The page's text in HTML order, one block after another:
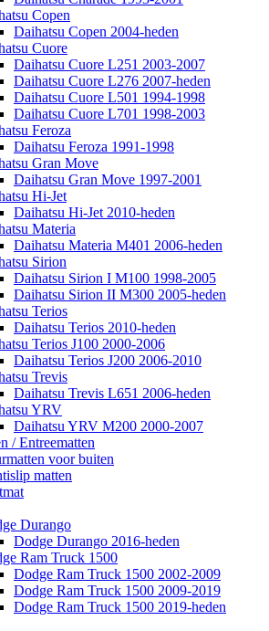
Copen
Daihatsu Copen 2004-heden
Cuore
Daihatsu Cuore L251 2003-2007
Daihatsu Cuore L276 2007-heden
Daihatsu Cuore L501 1994-1998
Daihatsu Cuore L701 1998-2003
Feroza
Daihatsu Feroza 1991-1998
Gran Move
Daihatsu Gran Move 1997-2001
Hi-Jet
Daihatsu Hi-Jet 2010-heden
Materia
Daihatsu Materia M401 2006-heden
Sirion
Daihatsu Sirion I M100 1998-2005
Daihatsu Sirion II M300 2005-heden
Terios
Daihatsu Terios 2010-heden
Terios J100 2000-2006
Daihatsu Terios J200 2006-2010
Trevis
Daihatsu Trevis L651 2006-heden
YRV
Daihatsu YRV M200 2000-2007
/ Entreematten
voor buiten
matten
Durango
Dodge Durango 2016-heden
Ram Truck 1500
Dodge Ram Truck 1500 2002-2009
Dodge Ram Truck 1500 2009-2019
Dodge Ram Truck 1500 2019-heden